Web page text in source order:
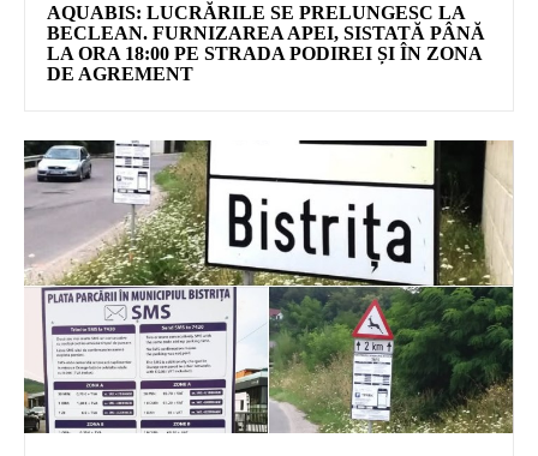
AQUABIS: LUCRĂRILE SE PRELUNGESC LA
BECLEAN. FURNIZAREA APEI, SISTATĂ PÂNĂ
LA ORA 18:00 PE STRADA PODIREI ȘI ÎN ZONA
DE AGREMENT